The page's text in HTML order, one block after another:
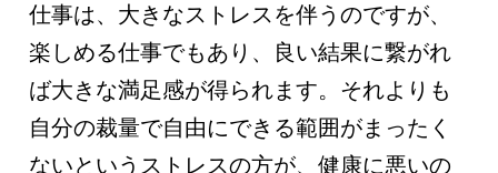
仕事は、大きなストレスを伴うのですが、
楽しめる仕事でもあり、良い結果に繋がれ
ば大きな満足感が得られます。それよりも
自分の裁量で自由にできる範囲がまったく
ないというストレスの方が、健康に悪いの